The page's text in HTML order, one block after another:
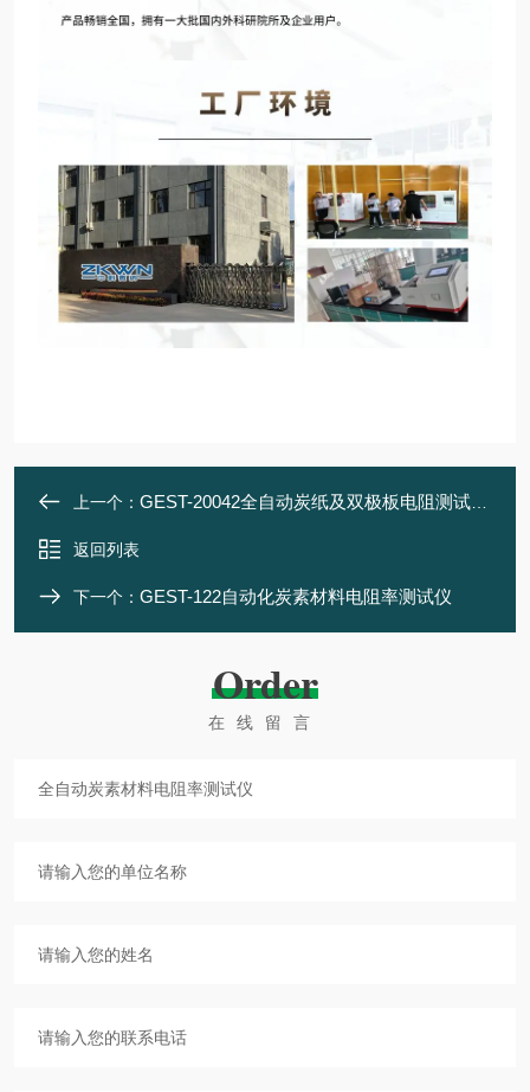
上一个： GEST-20042全自动炭纸及双极板电阻测试（四探针法）
返回列表
下一个： GEST-122自动化炭素材料电阻率测试仪
Order
在线留言